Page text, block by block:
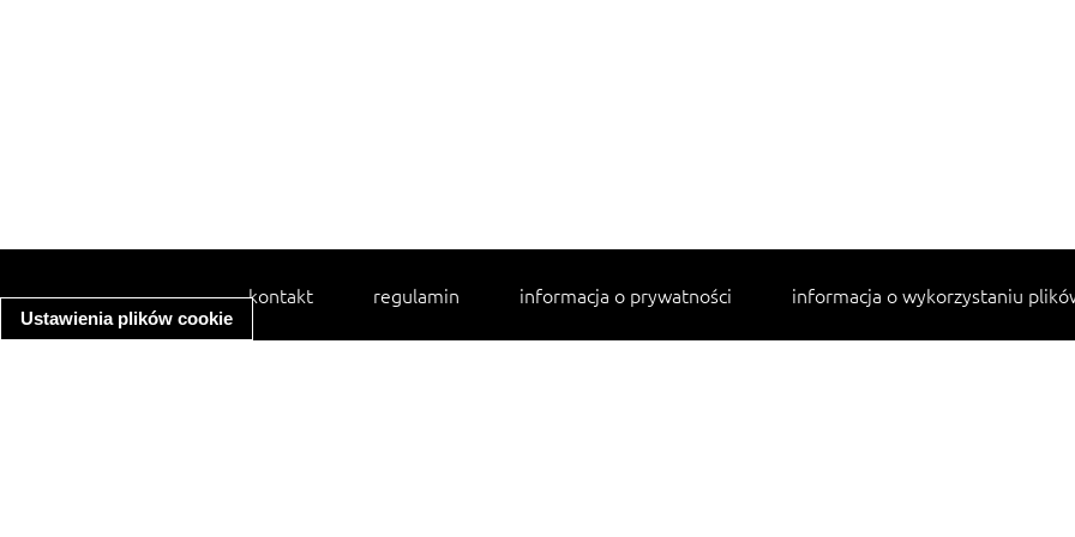
Ustawienia plików cookie
kontakt regulamin informacja o prywatności informacja o wykorzystaniu
Najpopularniejsze przepisy